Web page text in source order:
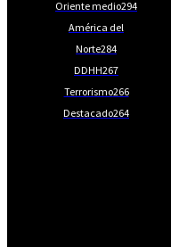
Oriente medio294
América del
Norte284
DDHH267
Terrorismo266
Destacado264